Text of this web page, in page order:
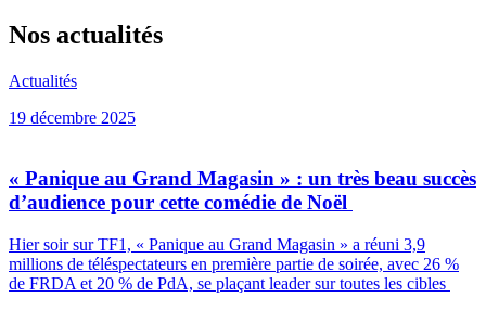
Nos actualités
Actualités
19 décembre 2025
« Panique au Grand Magasin » : un très beau succès
d’audience pour cette comédie de Noël
Hier soir sur TF1, « Panique au Grand Magasin » a réuni 3,9
millions de téléspectateurs en première partie de soirée, avec 26 %
de FRDA et 20 % de PdA, se plaçant leader sur toutes les cibles